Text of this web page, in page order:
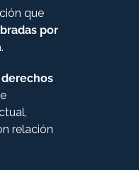
que
por
derechos
relación